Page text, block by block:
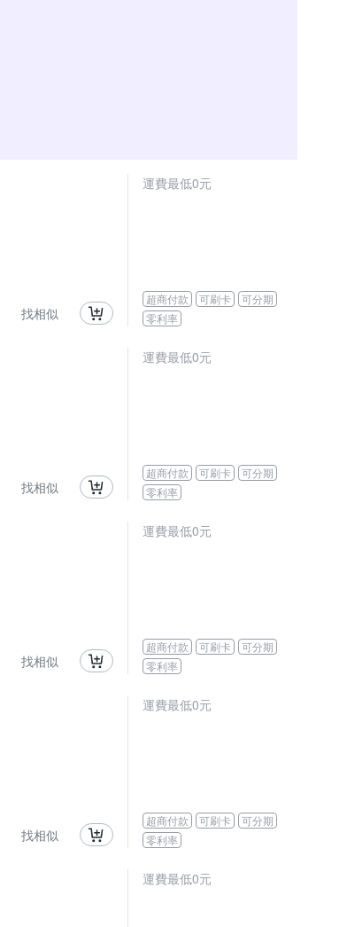
找相似
運費最低0元
超商付款 可刷卡
可分期
零利率
找相似
運費最低0元
超商付款 可刷卡
可分期
零利率
找相似
運費最低0元
超商付款 可刷卡
可分期
零利率
找相似
運費最低0元
超商付款 可刷卡
可分期
零利率
運費最低0元